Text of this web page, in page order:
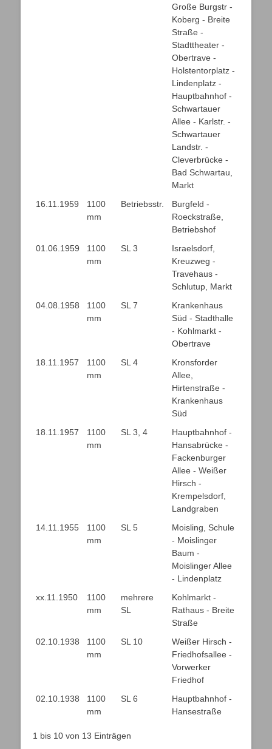
Große Burgstr -
Koberg - Breite
Straße -
Stadttheater -
Obertrave -
Holstentorplatz -
Lindenplatz -
Hauptbahnhof -
Schwartauer
Allee - Karlstr. -
Schwartauer
Landstr. -
Cleverbrücke -
Bad Schwartau,
Markt
16.11.1959
1100
mm
Betriebsstr.
Burgfeld -
Roeckstraße,
Betriebshof
01.06.1959
1100
mm
SL 3
Israelsdorf,
Kreuzweg -
Travehaus -
Schlutup, Markt
04.08.1958
1100
mm
SL 7
Krankenhaus
Süd - Stadthalle
- Kohlmarkt -
Obertrave
18.11.1957
1100
mm
SL 4
Kronsforder
Allee,
Hirtenstraße -
Krankenhaus
Süd
18.11.1957
1100
mm
SL 3, 4
Hauptbahnhof -
Hansabrücke -
Fackenburger
Allee - Weißer
Hirsch -
Krempelsdorf,
Landgraben
14.11.1955
1100
mm
SL 5
Moisling, Schule
- Moislinger
Baum -
Moislinger Allee
- Lindenplatz
xx.11.1950
1100
mm
mehrere
SL
Kohlmarkt -
Rathaus - Breite
Straße
02.10.1938
1100
mm
SL 10
Weißer Hirsch -
Friedhofsallee -
Vorwerker
Friedhof
02.10.1938
1100
mm
SL 6
Hauptbahnhof -
Hansestraße
1 bis 10 von 13 Einträgen